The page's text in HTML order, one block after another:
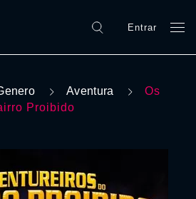
Entrar
Aventura
Os
Proibido